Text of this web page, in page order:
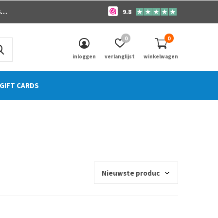
GIFT CARDS
inloggen verlanglijst
0
winkelwagen
0
9.8